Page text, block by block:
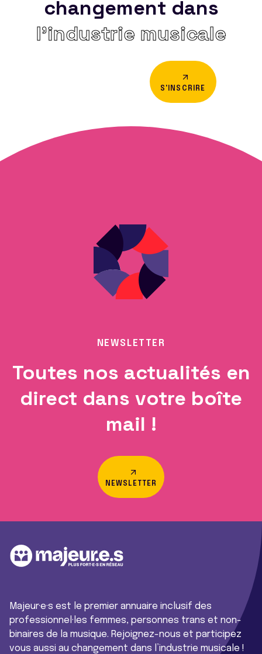
changement dans
l’industrie musicale
S'INSCRIRE
NEWSLETTER
Toutes nos actualités en
direct dans votre boîte
mail !
NEWSLETTER
Majeur·e·s est le premier annuaire inclusif des
professionnel·les femmes, personnes trans et non-
binaires de la musique. Rejoignez-nous et participez
vous aussi au changement dans l’industrie musicale !